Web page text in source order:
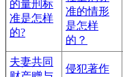
的量刑标
准是怎样
的?
准的情形
是怎样
的？
夫妻共同
侵犯著作